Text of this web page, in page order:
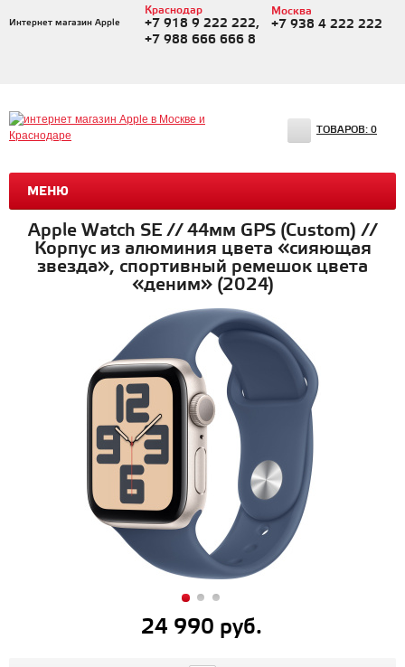
Интернет магазин Apple
Краснодар
+7 918 9 222 222,
+7 988 666 666 8
Москва
+7 938 4 222 222
МЕНЮ
ТОВАРОВ: 0
Apple Watch SE // 44мм GPS (Custom) //
Корпус из алюминия цвета «сияющая
звезда», спортивный ремешок цвета
«деним» (2024)
24 990 руб.